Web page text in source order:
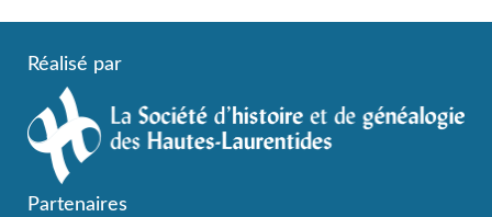
Réalisé par
Partenaires